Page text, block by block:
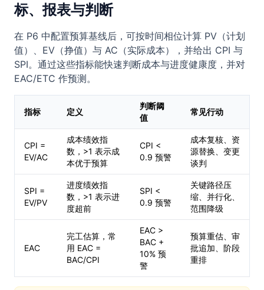
标、报表与判断
在 P6 中配置预算基线后，可按时间相位计算 PV（计划
值）、EV（挣值）与 AC（实际成本），并给出 CPI 与
SPI。通过这些指标能快速判断成本与进度健康度，并对
EAC/ETC 作预测。
指标 定义
判断阈
值
常见行动
CPI =
EV/AC
成本绩效指
数，>1 表示成
本优于预算
CPI <
0.9 预警
成本复核、资
源替换、变更
谈判
SPI =
EV/PV
进度绩效指
数，>1 表示进
度超前
SPI <
0.9 预警
关键路径压
缩、并行化、
范围降级
EAC
完工估算，常
用 EAC =
BAC/CPI
EAC >
BAC +
10% 预
警
预算重估、审
批追加、阶段
重排